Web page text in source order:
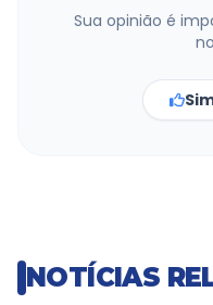
Sua opinião é
NOTÍCIAS